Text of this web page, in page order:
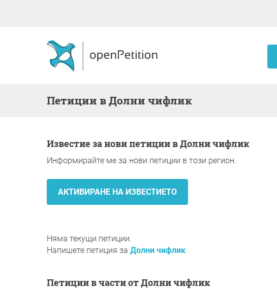
Петиции в Долни чифлик
Известие за нови петиции в Долни чифлик
Информирайте ме за нови петиции в този регион.
Няма текущи петиции.
Напишете петиция за Долни чифлик
Петиции в части от Долни чифлик